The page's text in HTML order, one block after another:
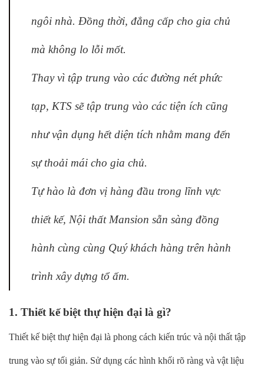
ngôi nhà. Đồng thời, đẳng cấp cho gia chủ
mà không lo lỗi mốt.
Thay vì tập trung vào các đường nét phức
tạp, KTS sẽ tập trung vào các tiện ích cũng
như vận dụng hết diện tích nhằm mang đến
sự thoải mái cho gia chủ.
Tự hào là đơn vị hàng đầu trong lĩnh vực
thiết kế, Nội thất Mansion sẵn sàng đồng
hành cùng cùng Quý khách hàng trên hành
trình xây dựng tổ ấm.
1. Thiết kế biệt thự hiện đại là gì?
Thiết kế biệt thự hiện đại là phong cách kiến trúc và nội thất tập
trung vào sự tối giản. Sử dụng các hình khối rõ ràng và vật liệu